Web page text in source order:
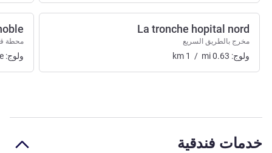
La tronche hopital nord
مخرج بالطريق السريع
ولوج: km 1 / mi0.63
محطة
ولوج:
خدمات فندقية